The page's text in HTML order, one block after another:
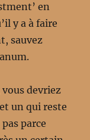
en
y a à faire
sauvez
vous devriez
un qui reste
parce